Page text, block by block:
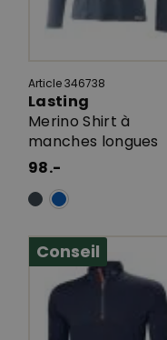
Article 346738
Lasting
Merino Shirt à
manches longues
98.-
Conseil